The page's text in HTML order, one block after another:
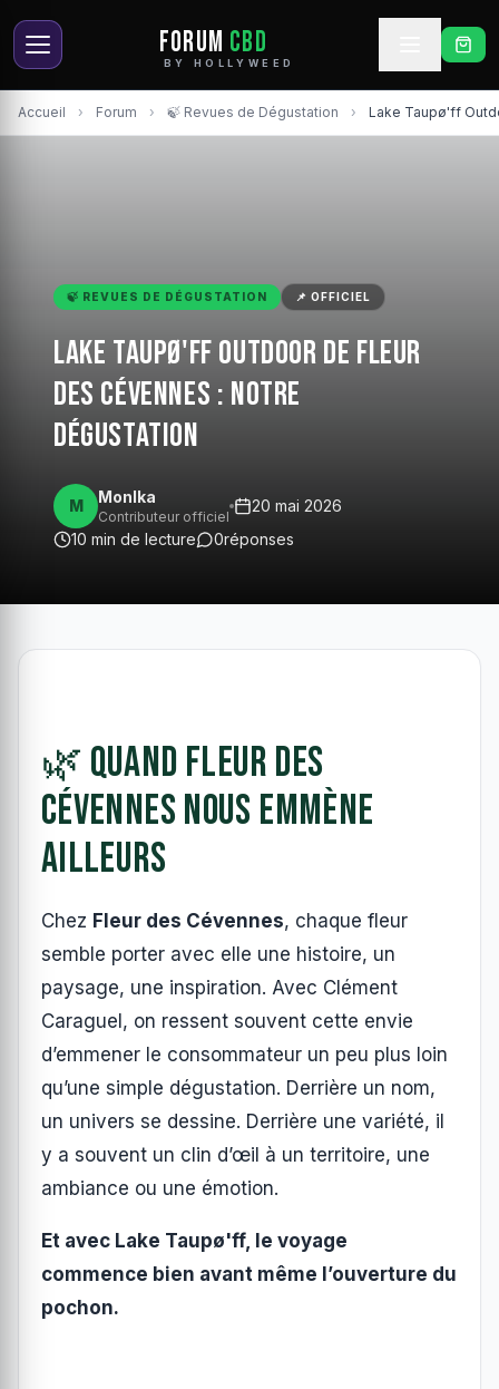
FORUM CBD
BY HOLLYWEED
Accueil › Forum › 🍃 Revues de Dégustation › Lake Taupø'ff
🍃 REVUES DE DÉGUSTATION 📌 OFFICIEL
Lake Taupø'ff Outdoor de Fleur
des Cévennes : notre
dégustation
M MonIka
Contributeur officiel
20 mai 2026
10 min de lecture
0réponses
🌿 Quand Fleur des
Cévennes nous emmène
ailleurs
Chez Fleur des Cévennes, chaque fleur
semble porter avec elle une histoire, un
paysage, une inspiration. Avec Clément
Caraguel, on ressent souvent cette envie
d’emmener le consommateur un peu plus loin
qu’une simple dégustation. Derrière un nom,
un univers se dessine. Derrière une variété, il
y a souvent un clin d’œil à un territoire, une
ambiance ou une émotion.
Et avec Lake Taupø'ff, le voyage
commence bien avant même l’ouverture du
pochon.